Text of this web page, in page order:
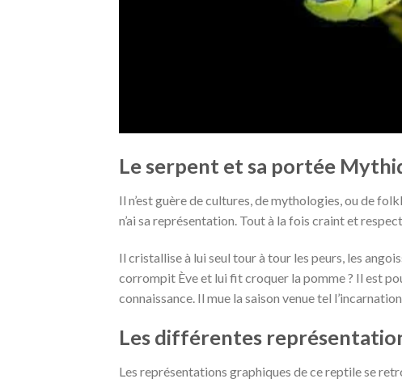
Le serpent et sa portée
Il n’est guère de cultures, de mythologies, ou de
n’ai sa représentation. Tout à la fois craint et
Il cristallise à lui seul tour à tour les peurs, les
corrompit Ève et lui fit croquer la pomme ? Il est
connaissance. Il mue la saison venue tel
Les différentes
Les représentations graphiques de ce reptile se